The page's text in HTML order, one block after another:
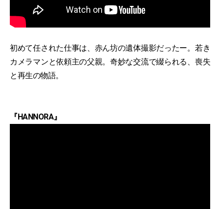
初めて任された仕事は、赤ん坊の遺体撮影だったー。若き
カメラマンと依頼主の父親。奇妙な交流で綴られる、喪失
と再生の物語。
『HANNORA』